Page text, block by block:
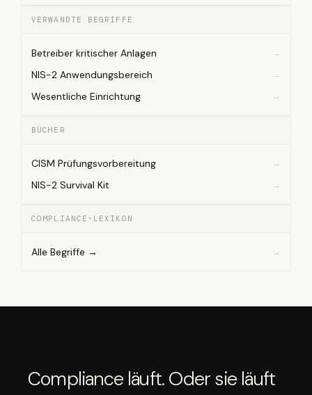
VERWANDTE BEGRIFFE
Betreiber kritischer Anlagen
NIS-2 Anwendungsbereich
Wesentliche Einrichtung
BÜCHER
CISM Prüfungsvorbereitung
NIS-2 Survival Kit
COMPLIANCE-LEXIKON
Alle Begriffe →
Compliance läuft. Oder sie läuft